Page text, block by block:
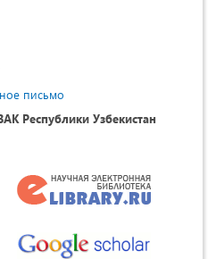
письмо
Республики Узбекистан